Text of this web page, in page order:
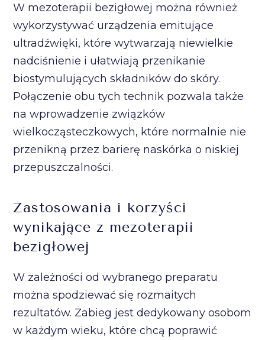
W mezoterapii bezigłowej można również
wykorzystywać urządzenia emitujące
ultradźwięki, które wytwarzają niewielkie
nadciśnienie i ułatwiają przenikanie
biostymulujących składników do skóry.
Połączenie obu tych technik pozwala także
na wprowadzenie związków
wielkocząsteczkowych, które normalnie nie
przenikną przez barierę naskórka o niskiej
przepuszczalności.
Zastosowania i korzyści
wynikające z mezoterapii
bezigłowej
W zależności od wybranego preparatu
można spodziewać się rozmaitych
rezultatów. Zabieg jest dedykowany osobom
w każdym wieku, które chcą poprawić